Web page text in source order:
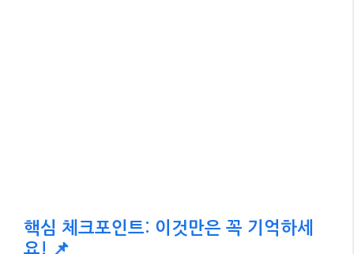
MBTI는 주류 심리학계에서 신뢰도와 타당도